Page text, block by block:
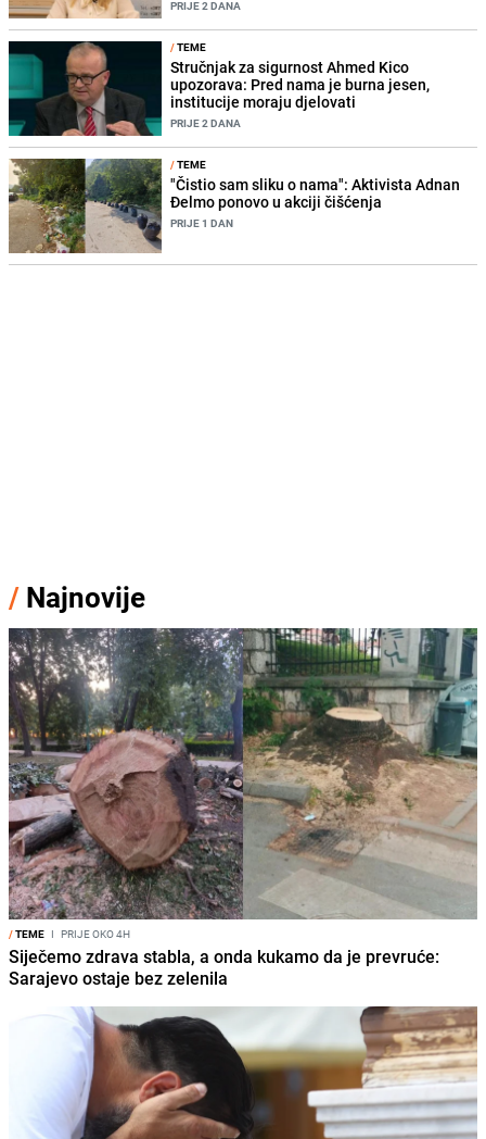
PRIJE 2 DANA
/TEME
Stručnjak za sigurnost Ahmed Kico
upozorava: Pred nama je burna jesen,
institucije moraju djelovati
PRIJE 2 DANA
/TEME
"Čistio sam sliku o nama": Aktivista Adnan
Đelmo ponovo u akciji čišćenja
PRIJE 1 DAN
/ Najnovije
/TEME I PRIJE OKO 4H
Siječemo zdrava stabla, a onda kukamo da je prevruće:
Sarajevo ostaje bez zelenila